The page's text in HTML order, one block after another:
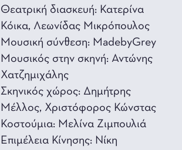
Θεατρική διασκευή: Κατερίνα
Κόικα, Λεωνίδας Μικρόπουλος
Μουσική σύνθεση: MadebyGrey
Μουσικός στην σκηνή: Αντώνης
Χατζημιχάλης
Σκηνικός χώρος: Δημήτρης
Μέλλος, Χριστόφορος Κώνστας
Κοστούμια: Μελίνα Ζιμπουλιά
Επιμέλεια Κίνησης: Νίκη